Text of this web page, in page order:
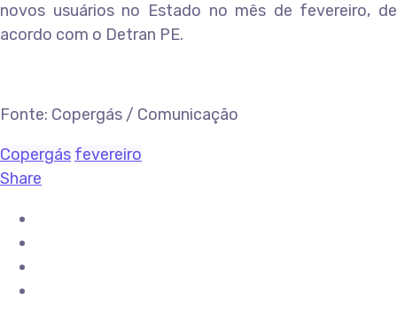
novos usuários no Estado no mês de fevereiro, de
acordo com o Detran PE.
Fonte: Copergás / Comunicação
Copergás fevereiro
Share